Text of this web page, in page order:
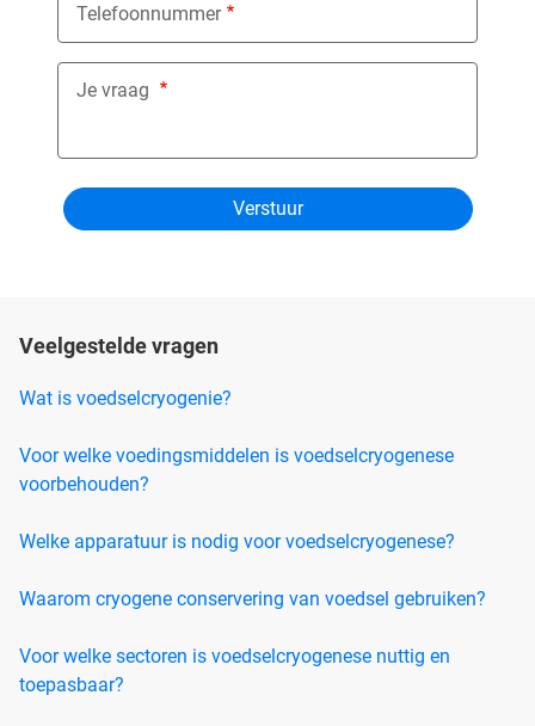
Telefoonnummer
Je vraag
Veelgestelde vragen
Wat is voedselcryogenie?
Voor welke voedingsmiddelen is voedselcryogenese
voorbehouden?
Welke apparatuur is nodig voor voedselcryogenese?
Waarom cryogene conservering van voedsel gebruiken?
Voor welke sectoren is voedselcryogenese nuttig en
toepasbaar?